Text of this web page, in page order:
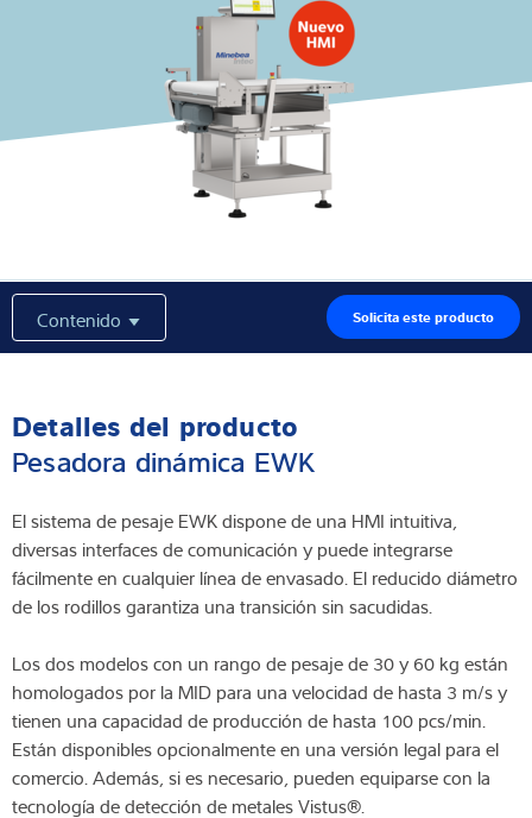
Experiencia y conocimientos
Buscador de productos
Contenido Solicita este producto
Detalles del producto
Pesadora dinámica EWK
El sistema de pesaje EWK dispone de una HMI intuitiva,
diversas interfaces de comunicación y puede integrarse
fácilmente en cualquier línea de envasado. El reducido diámetro
de los rodillos garantiza una transición sin sacudidas.
Los dos modelos con un rango de pesaje de 30 y 60 kg están
homologados por la MID para una velocidad de hasta 3 m/s y
tienen una capacidad de producción de hasta 100 pcs/min.
Están disponibles opcionalmente en una versión legal para el
comercio. Además, si es necesario, pueden equiparse con la
tecnología de detección de metales Vistus®.